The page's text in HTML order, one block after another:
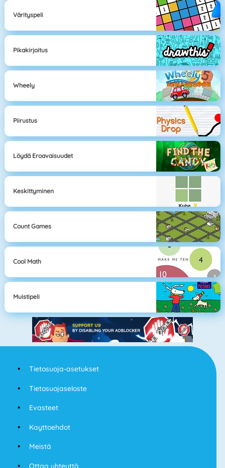
Värityspeli
Pikakirjoitus
Wheely
Piirustus
Löydä Eroavaisuudet
Keskittyminen
Count Games
Cool Math
Muistipeli
Tietosuoja-asetukset
Tietosuojaseloste
Evasteet
Kayttoehdot
Meistä
Ottaa yhteyttä